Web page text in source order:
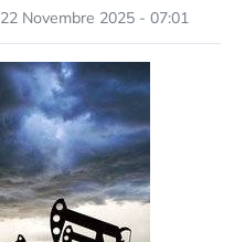
22 Novembre 2025 - 07:01